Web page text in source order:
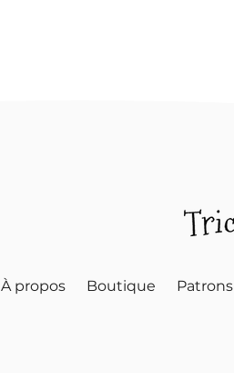
À propos Boutique Patrons